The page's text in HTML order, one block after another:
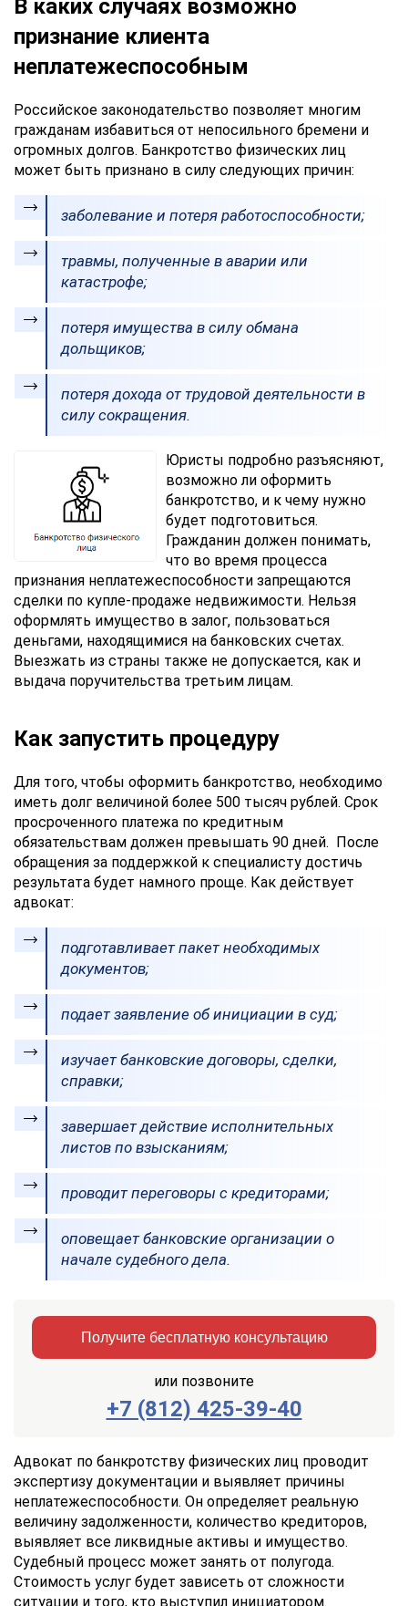
В каких случаях возможно
признание клиента
неплатежеспособным
Российское законодательство позволяет многим
гражданам избавиться от непосильного бремени и
огромных долгов. Банкротство физических лиц
может быть признано в силу следующих причин:
заболевание и потеря работоспособности;
травмы, полученные в аварии или
катастрофе;
потеря имущества в силу обмана
дольщиков;
потеря дохода от трудовой деятельности в
силу сокращения.
Юристы подробно разъясняют,
возможно ли оформить
банкротство, и к чему нужно
будет подготовиться.
Гражданин должен понимать,
что во время процесса
признания неплатежеспособности запрещаются
сделки по купле-продаже недвижимости. Нельзя
оформлять имущество в залог, пользоваться
деньгами, находящимися на банковских счетах.
Выезжать из страны также не допускается, как и
выдача поручительства третьим лицам.
Как запустить процедуру
Для того, чтобы оформить банкротство, необходимо
иметь долг величиной более 500 тысяч рублей. Срок
просроченного платежа по кредитным
обязательствам должен превышать 90 дней. После
обращения за поддержкой к специалисту достичь
результата будет намного проще. Как действует
адвокат:
подготавливает пакет необходимых
документов;
подает заявление об инициации в суд;
изучает банковские договоры, сделки,
справки;
завершает действие исполнительных
листов по взысканиям;
проводит переговоры с кредиторами;
оповещает банковские организации о
начале судебного дела.
Получите бесплатную консультацию
или позвоните
+7 (812) 425-39-40
Заказать
консультацию
Отправляя
данные,
Вы
соглашаетесь
с
Правилами
обработки
Адвокат по банкротству физических лиц проводит
экспертизу документации и выявляет причины
неплатежеспособности. Он определяет реальную
величину задолженности, количество кредиторов,
выявляет все ликвидные активы и имущество.
Судебный процесс может занять от полугода.
Стоимость услуг будет зависеть от сложности
ситуации и того, кто выступил инициатором.